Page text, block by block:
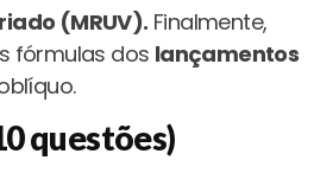
(MRUV). Finalmente,
fórmulas dos lançamentos
questões)